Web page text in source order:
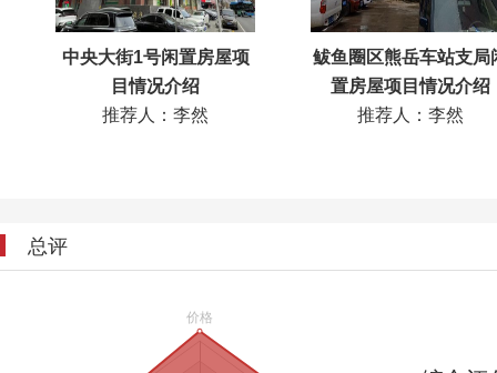
中央大街1号闲置房屋项
目情况介绍
推荐人：李然
鲅鱼圈区熊岳车站支局
置房屋项目情况介绍
推荐人：李然
总评